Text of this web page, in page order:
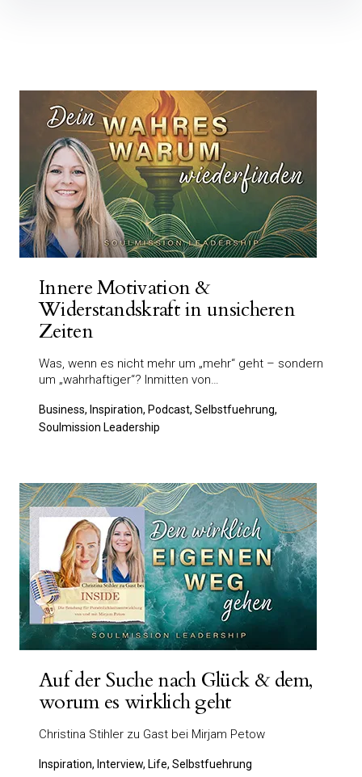
Beiträge
Innere Motivation &
Widerstandskraft in unsicheren
Zeiten
Was, wenn es nicht mehr um „mehr“ geht – sondern
um „wahrhaftiger“? Inmitten von…
Business, Inspiration, Podcast, Selbstfuehrung,
Soulmission Leadership
Auf der Suche nach Glück & dem,
worum es wirklich geht
Christina Stihler zu Gast bei Mirjam Petow
Inspiration, Interview, Life, Selbstfuehrung